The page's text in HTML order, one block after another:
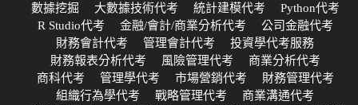
數據挖掘
大數據技術代考 統計建模代考
Python代考
R Studio代考
金融/會計/商業分析代考
公司金融代考
財務會計代考
管理會計代考
投資學代考服務
財務報表分析代考
風險管理代考
商業分析代考
商科代考
管理學代考 市場營銷代考
財務管理代考
組織行為學代考
戰略管理代考
商業溝通代考